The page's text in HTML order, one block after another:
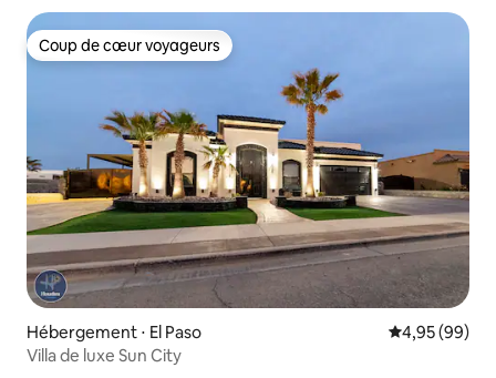
Coup de cœur voyageurs
Coup de cœur voyageurs
Hébergement ⋅ El Paso Évaluation
4,95 (99)
Villa de luxe Sun City